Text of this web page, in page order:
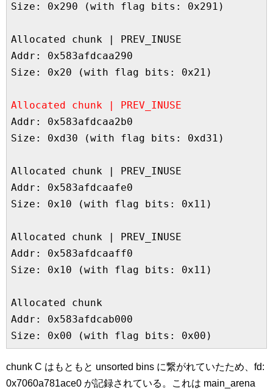
Size: 0x290 (with flag bits: 0x291)
Allocated chunk | PREV_INUSE
Addr: 0x583afdcaa290
Size: 0x20 (with flag bits: 0x21)
Allocated chunk | PREV_INUSE
Addr: 0x583afdcaa2b0
Size: 0xd30 (with flag bits: 0xd31)
Allocated chunk | PREV_INUSE
Addr: 0x583afdcaafe0
Size: 0x10 (with flag bits: 0x11)
Allocated chunk | PREV_INUSE
Addr: 0x583afdcaaff0
Size: 0x10 (with flag bits: 0x11)
Allocated chunk
Addr: 0x583afdcab000
Size: 0x00 (with flag bits: 0x00)
chunk C はもともと unsorted bins に繋がれていたため、fd:
0x7060a781ace0 が記録されている。これは main_arena